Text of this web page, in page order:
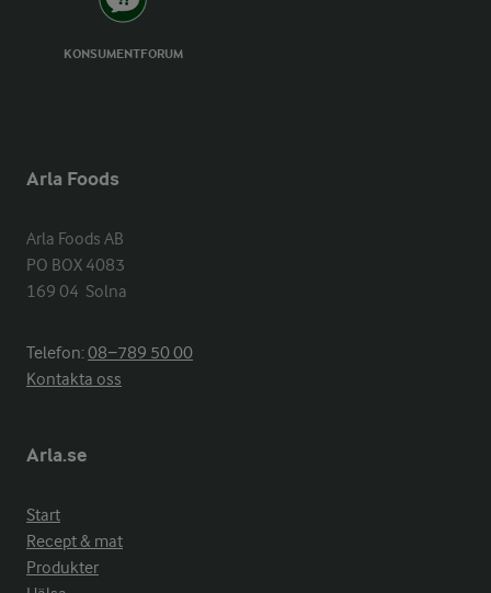
KONSUMENTFORUM
Arla Foods
Arla Foods AB
PO BOX 4083
169 04  Solna
Telefon:08−789 50 00
Kontakta oss
Arla.se
Start
Recept & mat
Produkter